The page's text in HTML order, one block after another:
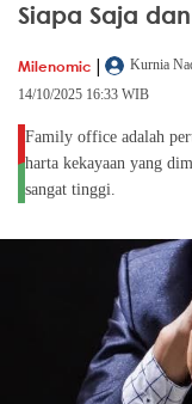
Siapa Saja
Milenomic |
Kurnia
14/10/2025 16:33 WIB
Family office adalah
harta kekayaan yang
sangat tinggi.